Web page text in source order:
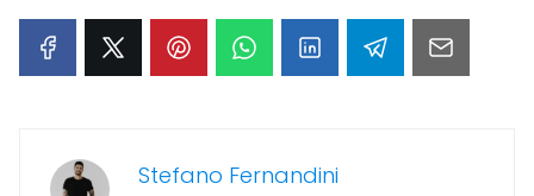
Stefano Fernandini